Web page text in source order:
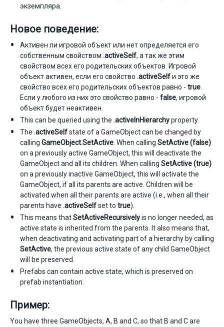
экземпляра.
Новое поведение:
Активен ли игровой объект или нет определяется его
собственным свойством .activeSelf, а так же этим
свойством всех его родительских объектов. Игровой
объект активен, если его свойство .activeSelfи это же
свойство всех его родительских объектов равно - true
Если у любого из них это свойство равно - false, игровой
объект будет неактивен.
This can be queried using the .activeInHierarchyproperty.
The .activeSelfstate of a GameObject can be changed by
calling GameObject.SetActive . When calling SetActive (false)
on a previously active GameObject, this will deactivate the
GameObject and all its children. When calling SetActive (true)
on a previously inactive GameObject, this will activate the
GameObject, if all its parents are active. Children will be
activated when all their parents are active (i.e., when all their
parents have .activeSelfset to true).
This means thatSetActiveRecursivelyis no longer needed, as
active state is inherited from the parents. It also means that,
when deactivating and activating part of a hierarchy by calling
SetActive, the previous active state of any child GameObject
will be preserved.
Prefabs can contain active state, which is preserved on
prefab instantiation.
Пример:
You have three GameObjects, A, B and C, so that B and C are